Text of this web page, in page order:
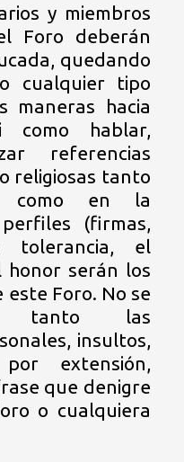
y miembros
Foro deberán
quedando
cualquier tipo
maneras hacia
como hablar,
referencias
religiosas tanto
como en la
(firmas,
tolerancia, el
honor serán los
Foro. No se
tanto las
insultos,
extensión,
que denigre
o cualquiera